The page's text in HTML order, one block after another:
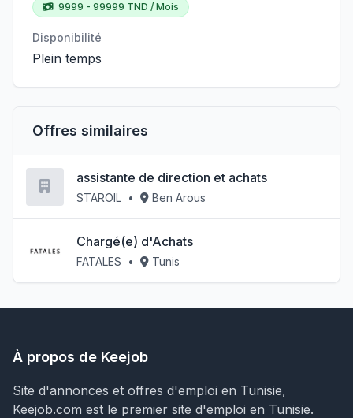
9999 - 99999 TND / Mois
Disponibilité
Plein temps
Offres similaires
assistante de direction et achats
STAROIL • Ben Arous
Chargé(e) d'Achats
FATALES • Tunis
À propos de Keejob
Site d'annonces et offres d'emploi en Tunisie,
Keejob.com est le premier site d'emploi en Tunisie.